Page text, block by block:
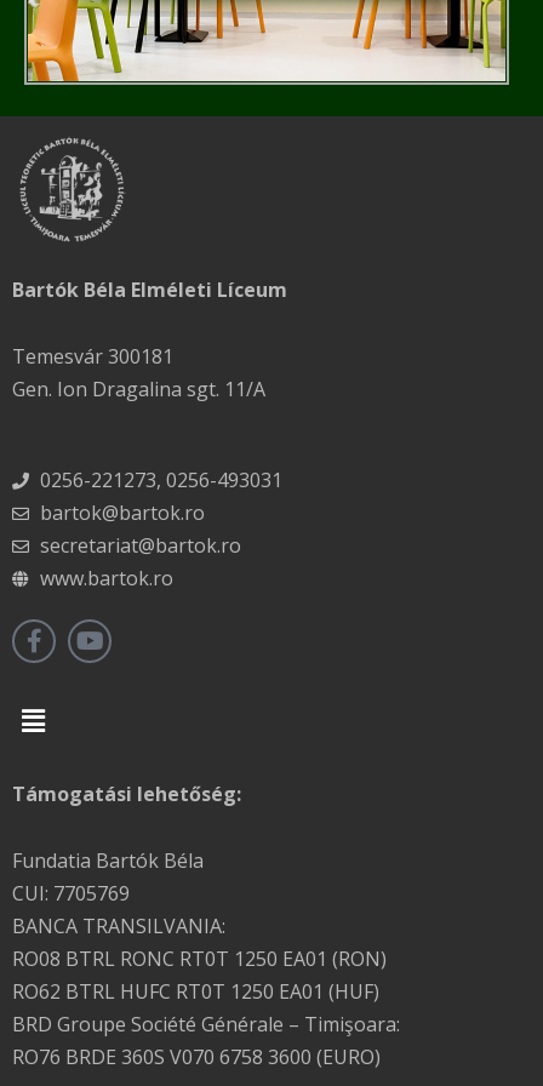
Bartók Béla Elméleti Líceum
Temesvár 300181
Gen. Ion Dragalina sgt. 11/A
0256-221273, 0256-493031
bartok@bartok.ro
secretariat@bartok.ro
www.bartok.ro
Menu
Támogatási lehetőség:
Fundatia Bartók Béla
CUI: 7705769
BANCA TRANSILVANIA:
RO08 BTRL RONC RT0T 1250 EA01 (RON)
RO62 BTRL HUFC RT0T 1250 EA01 (HUF)
BRD Groupe Société Générale – Timişoara:
RO76 BRDE 360S V070 6758 3600 (EURO)